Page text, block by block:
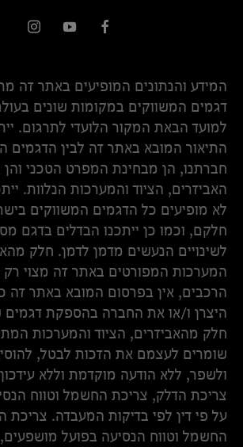
המידע והנתונים המופיעים באתר זה
דגמים המשווקים במקומות שונים
למועד הבאת המקור הלועדי לתרגום.
התיאור המובא באתר זה לבין הדגמים
חברתנו, הן מבחינת המפרט הטכני
האביזרים, הציוד והמערכות הנלוות.
לא מופיעים כל הדגמים המשווקים
חלקם, וכמו כן ייתכנו הבדלים בדגם
לשינויים הנעשים מדמן לדמן. חלק
המערכות המפורטים באתר זה מצוי
הרכבים, אין בפרסום המובא באתר זה
היצרן ו/או את החברה בהספקת דגמים
חלק מהאביזרים, הציוד והמערכות
שומרים לעצמם את הזכות לבטל,
ולשפר, ללא הודעה מוקדמת וללא
צריכת הדלק, צריכת החשמל וטווח
על פי דין לפי בדיקות המעבדה. צריכת
החשמל וטווח הנסיעה בפועל